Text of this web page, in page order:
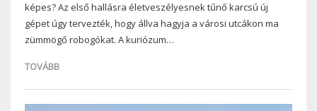
képes? Az első hallásra életveszélyesnek tűnő karcsú új
gépet úgy tervezték, hogy állva hagyja a városi utcákon ma
zümmögő robogókat. A kuriózum…
TOVÁBB